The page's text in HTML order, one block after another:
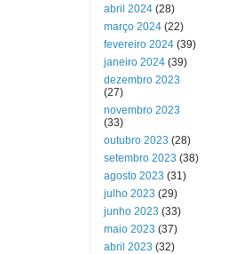
abril 2024 (28)
março 2024 (22)
fevereiro 2024 (39)
janeiro 2024 (39)
dezembro 2023
(27)
novembro 2023
(33)
outubro 2023 (28)
setembro 2023 (38)
agosto 2023 (31)
julho 2023 (29)
junho 2023 (33)
maio 2023 (37)
abril 2023 (32)